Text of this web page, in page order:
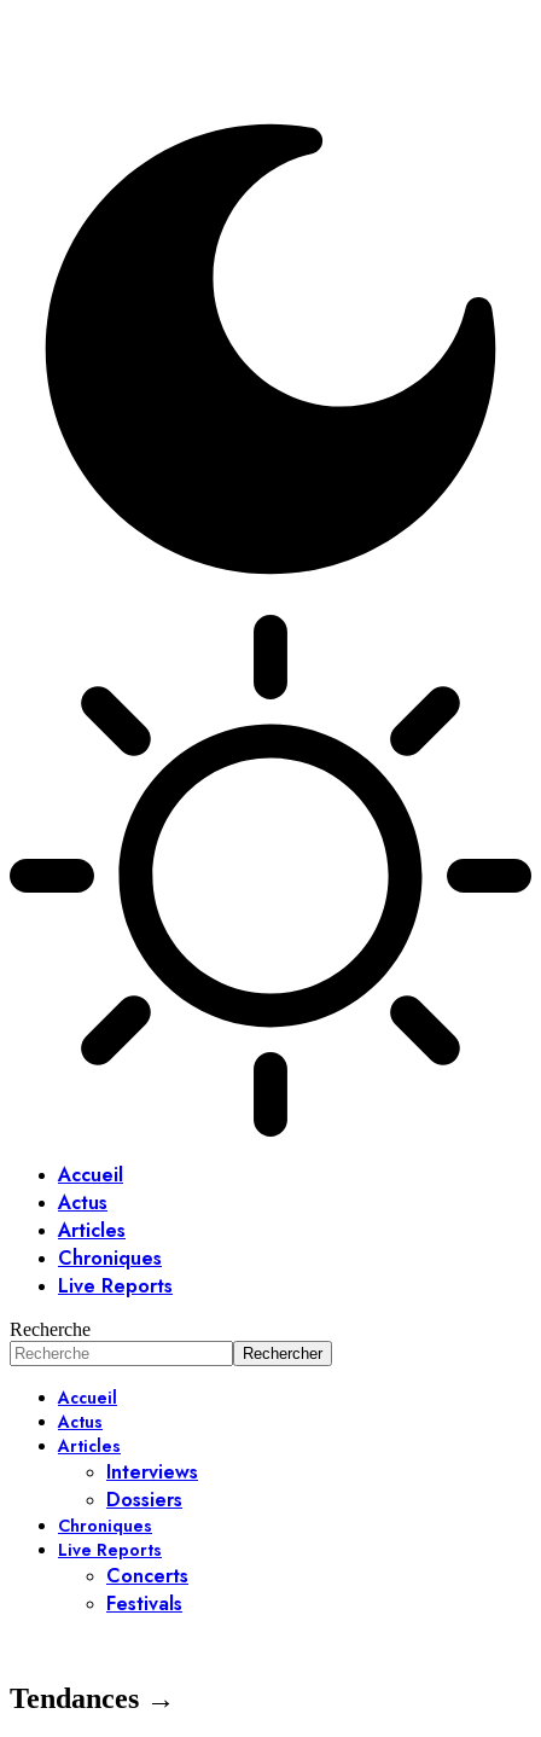
Accueil
Actus
Articles
Chroniques
Live Reports
Recherche
Accueil
Actus
Articles
Interviews
Dossiers
Chroniques
Live Reports
Concerts
Festivals
Tendances →